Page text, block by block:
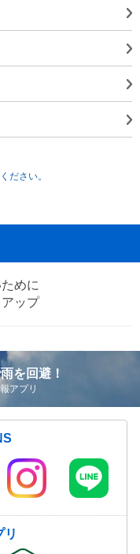
ださい。
めに
ップ
を回避！
アプリ
リ